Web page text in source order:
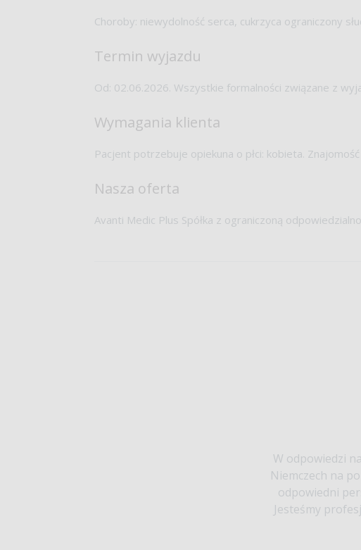
Choroby: niewydolność serca, cukrzyca ograniczony
Termin wyjazdu
Od: 02.06.2026. Wszystkie formalności związane z
Wymagania klienta
Pacjent potrzebuje opiekuna o płci: kobieta.
Nasza oferta
Avanti Medic Plus Spółka z ograniczoną
W odpowiedzi
Niemczech na
odpowiedni
Jesteśmy